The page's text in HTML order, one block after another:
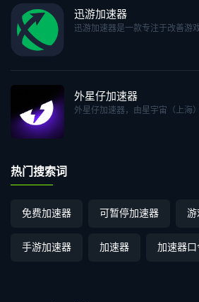
迅游加速器
迅游加速器是一款专注于改善游
外星仔加速器
外星仔加速器，由星宇宙（上海
热门搜索词
免费加速器 可暂停加速器 游
手游加速器 加速器 加速器口